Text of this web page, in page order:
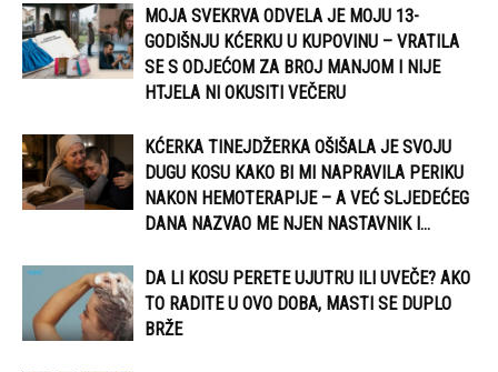
MOJA SVEKRVA ODVELA JE MOJU 13-
GODIŠNJU KĆERKU U KUPOVINU – VRATILA
SE S ODJEĆOM ZA BROJ MANJOM I NIJE
HTJELA NI OKUSITI VEČERU
KĆERKA TINEJDŽERKA OŠIŠALA JE SVOJU
DUGU KOSU KAKO BI MI NAPRAVILA PERIKU
NAKON HEMOTERAPIJE – A VEĆ SLJEDEĆEG
DANA NAZVAO ME NJEN NASTAVNIK I...
DA LI KOSU PERETE UJUTRU ILI UVEČE? AKO
TO RADITE U OVO DOBA, MASTI SE DUPLO
BRŽE